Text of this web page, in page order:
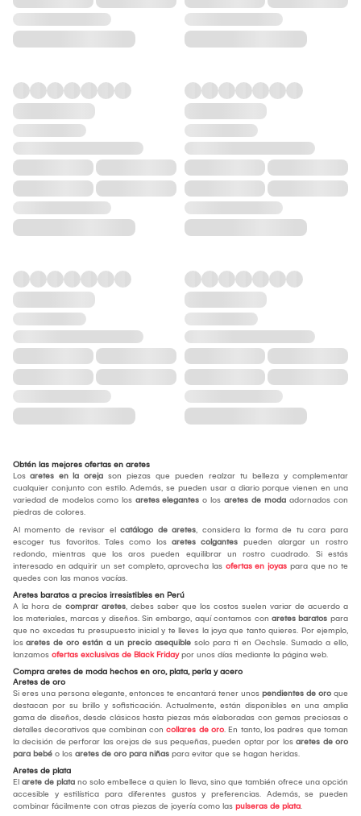
Obtén las mejores ofertas en aretes
Los aretes en la oreja son piezas que pueden realzar tu belleza y complementar
cualquier conjunto con estilo. Además, se pueden usar a diario porque vienen en una
variedad de modelos como los aretes elegantes o los aretes de moda adornados con
piedras de colores.
Al momento de revisar el catálogo de aretes, considera la forma de tu cara para
escoger tus favoritos. Tales como los aretes colgantes pueden alargar un rostro
redondo, mientras que los aros pueden equilibrar un rostro cuadrado. Si estás
interesado en adquirir un set completo, aprovecha las ofertas en joyas para que no te
quedes con las manos vacías.
Aretes baratos a precios irresistibles en Perú
A la hora de comprar aretes, debes saber que los costos suelen variar de acuerdo a
los materiales, marcas y diseños. Sin embargo, aquí contamos con aretes baratos para
que no excedas tu presupuesto inicial y te lleves la joya que tanto quieres. Por ejemplo,
los aretes de oro están a un precio asequible solo para ti en Oechsle. Sumado a ello,
lanzamos ofertas exclusivas de Black Fridaypor unos días mediante la página web.
Compra aretes de moda hechos en oro, plata, perla y acero
Aretes de oro
Si eres una persona elegante, entonces te encantará tener unos pendientes de oro que
destacan por su brillo y sofisticación. Actualmente, están disponibles en una amplia
gama de diseños, desde clásicos hasta piezas más elaboradas con gemas preciosas o
detalles decorativos que combinan con collares de oro. En tanto, los padres que toman
la decisión de perforar las orejas de sus pequeñas, pueden optar por los aretes de oro
para bebé o los aretes de oro para niñas para evitar que se hagan heridas.
Aretes de plata
El arete de plata no solo embellece a quien lo lleva, sino que también ofrece una opción
accesible y estilística para diferentes gustos y preferencias. Además, se pueden
combinar fácilmente con otras piezas de joyería como las pulseras de plata.